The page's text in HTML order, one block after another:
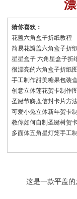
猜你喜欢：
花盖六角盒子折纸教程
简易花瓣盖六角盒子折
星星盒子 六角星盒子折
很漂亮的六角盒子折纸
手工制作甜美糖果包装盒
创意立体莲花贺卡制作
圣诞节麋鹿信封卡片方
可爱小兔立体新年贺卡
教你如何自制圣诞树贺
多面体五角星灯笼手工
这是一款平盖